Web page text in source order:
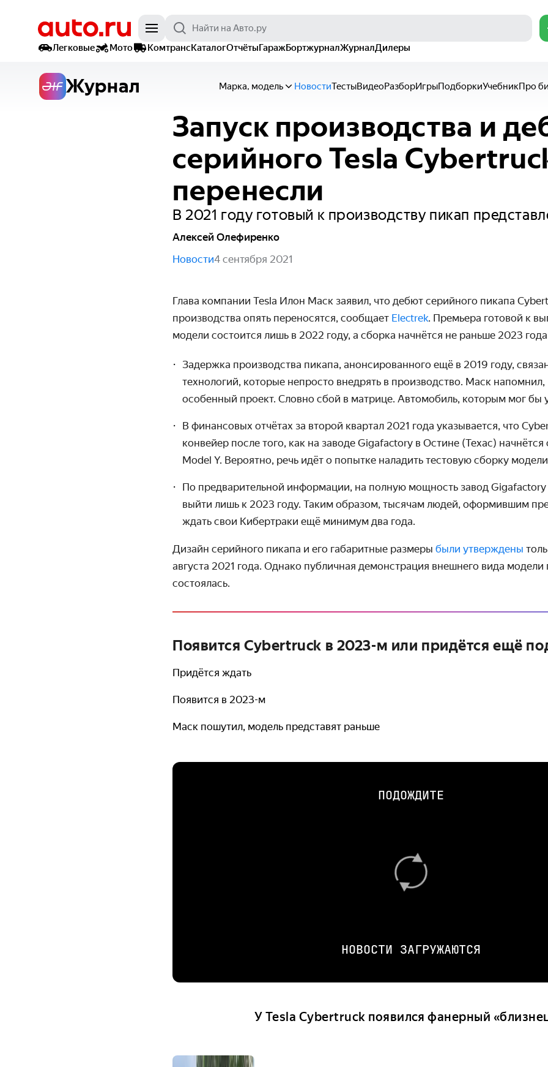
Легковые Мото КомтрансКаталогОтчётыГаражБортжурналЖурналДилеры
Журнал Марка, модель НовостиТестыВидеоРазборИгрыПодборкиУчебникПро
Запуск производства и
серийного Tesla
перенесли
В 2021 году готовый к производству пикап
Алексей Олефиренко
Новости4 сентября 2021
Глава компании Tesla Илон Маск заявил, что дебют серийного пикапа
производства опять переносятся, сообщает Electrek. Премьера готовой к
модели состоится лишь в 2022 году, а сборка начнётся не раньше 2023
Задержка производства пикапа, анонсированного ещё в 2019 году,
технологий, которые непросто внедрять в производство. Маск напомнил,
особенный проект. Словно сбой в матрице. Автомобиль, которым мог бы
В финансовых отчётах за второй квартал 2021 года указывается, что
конвейер после того, как на заводе Gigafactory в Остине (Техас)
Model Y. Вероятно, речь идёт о попытке наладить тестовую сборку
По предварительной информации, на полную мощность завод
выйти лишь к 2023 году. Таким образом, тысячам людей, оформившим
ждать свои Кибертраки ещё минимум два года.
Дизайн серийного пикапа и его габаритные размеры были утверждены
августа 2021 года. Однако публичная демонстрация внешнего вида модели
состоялась.
Появится Cybertruck в 2023-м или придётся ещё
Придётся ждать
Появится в 2023-м
Маск пошутил, модель представят раньше
ПОДОЖДИТЕ
НОВОСТИ ЗАГРУЖАЮТСЯ
У Tesla Cybertruck появился фанерный